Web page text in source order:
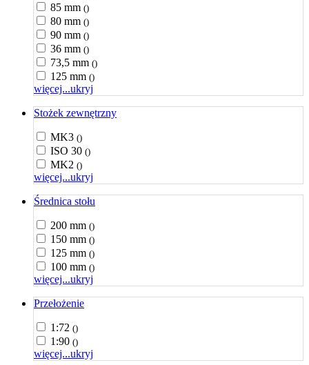
85 mm ()
80 mm ()
90 mm ()
36 mm ()
73,5 mm ()
125 mm ()
więcej...ukryj
Stożek zewnętrzny
MK3 ()
ISO 30 ()
MK2 ()
więcej...ukryj
Średnica stołu
200 mm ()
150 mm ()
125 mm ()
100 mm ()
więcej...ukryj
Przełożenie
1:72 ()
1:90 ()
więcej...ukryj